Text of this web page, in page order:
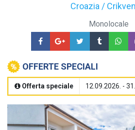
Croazia /
Monolocale
OFFERTE SPECIALI
Offerta speciale 12.09.2026. -